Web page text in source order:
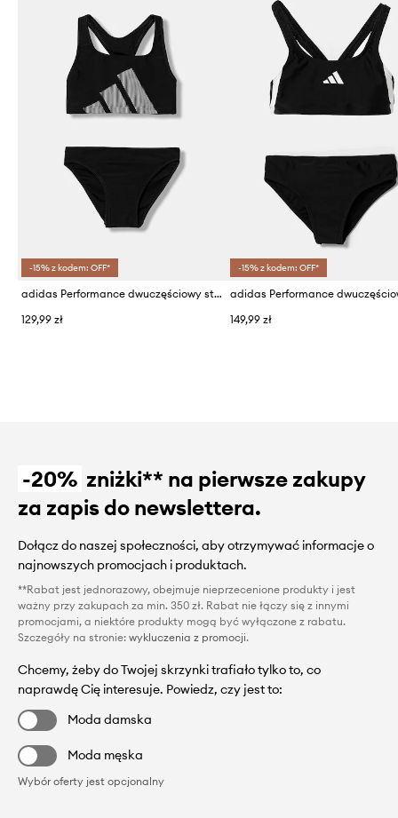
-15% z kodem: OFF*
adidas Performance dwuczęściowy strój kąpielowy dziecięcy
129,99 zł
-15% z kodem: OFF*
149,99 zł
-20% zniżki** na pierwsze zakupy
za zapis do newslettera.
Dołącz do naszej społeczności, aby otrzymywać informacje o
najnowszych promocjach i produktach.
**Rabat jest jednorazowy, obejmuje nieprzecenione produkty i jest
ważny przy zakupach za min. 350 zł. Rabat nie łączy się z innymi
promocjami, a niektóre produkty mogą być wyłączone z rabatu.
Szczegóły na stronie: wykluczenia z promocji.
Chcemy, żeby do Twojej skrzynki trafiało tylko to, co
naprawdę Cię interesuje. Powiedz, czy jest to:
Moda damska
Moda męska
Wybór oferty jest opcjonalny